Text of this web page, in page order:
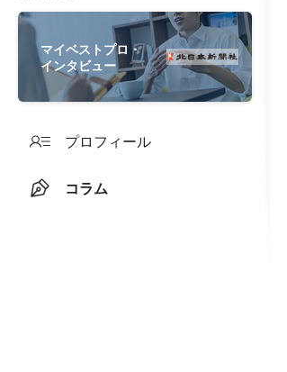
マイベストプロ・
インタビュー
プロフィール
コラム